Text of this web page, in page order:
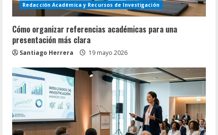
Redacción Académica y Recursos de Investigación
Cómo organizar referencias académicas para una
presentación más clara
Santiago Herrera 19 mayo 2026